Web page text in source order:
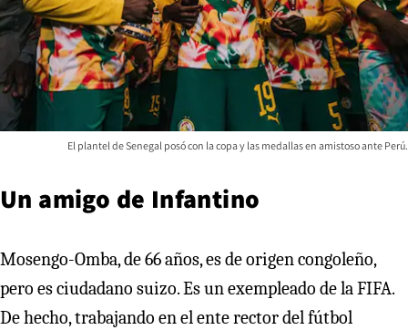
El plantel de Senegal posó con la copa y las medallas en amistoso ante Perú.
Un amigo de Infantino
Mosengo-Omba, de 66 años, es de origen congoleño,
pero es ciudadano suizo. Es un exempleado de la FIFA.
De hecho, trabajando en el ente rector del fútbol